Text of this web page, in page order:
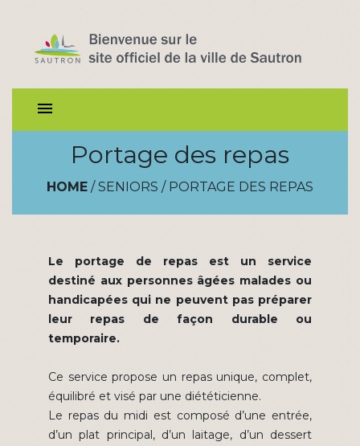
menu
Portage des repas
HOME /SENIORS / PORTAGE DES REPAS
Le portage de repas est un service
destiné aux personnes âgées malades ou
handicapées qui ne peuvent pas préparer
leur repas de façon durable ou
temporaire.
Ce service propose un repas unique, complet,
équilibré et visé par une diététicienne.
Le repas du midi est composé d’une entrée,
d’un plat principal, d’un laitage, d’un dessert